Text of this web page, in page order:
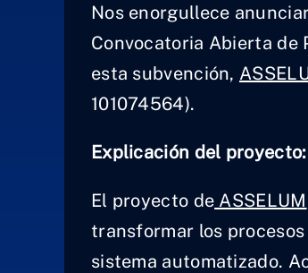
Nos enorgullece
Convocatoria Abierta de
esta subvención,
101074564).
Explicación del proyecto:
El proyecto de ASSELUM
transformar los
sistema automatizado.